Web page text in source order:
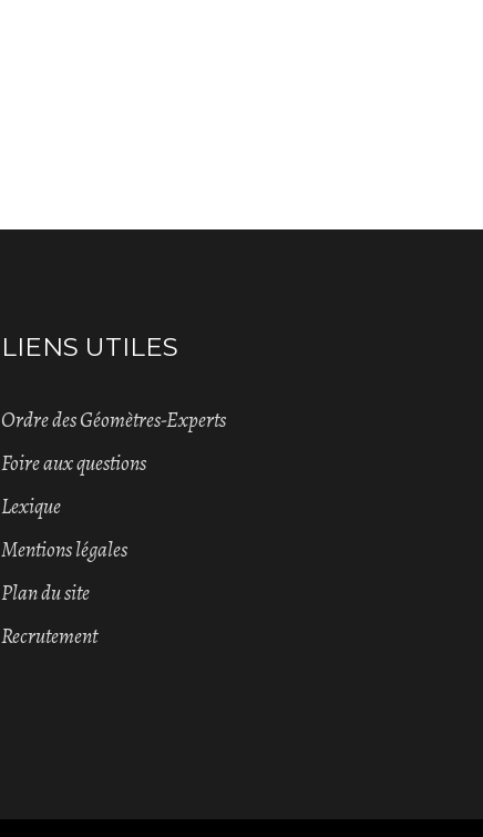
LIENS UTILES
Ordre des Géomètres-Experts
Foire aux questions
Lexique
Mentions légales
Plan du site
Recrutement